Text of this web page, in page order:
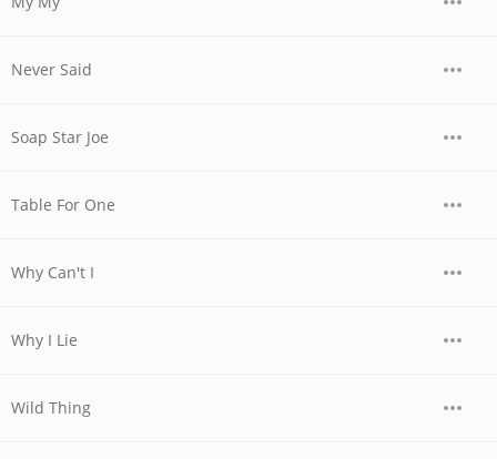
Never Said
Soap Star Joe
Table For One
Why Can't I
Why I Lie
Wild Thing